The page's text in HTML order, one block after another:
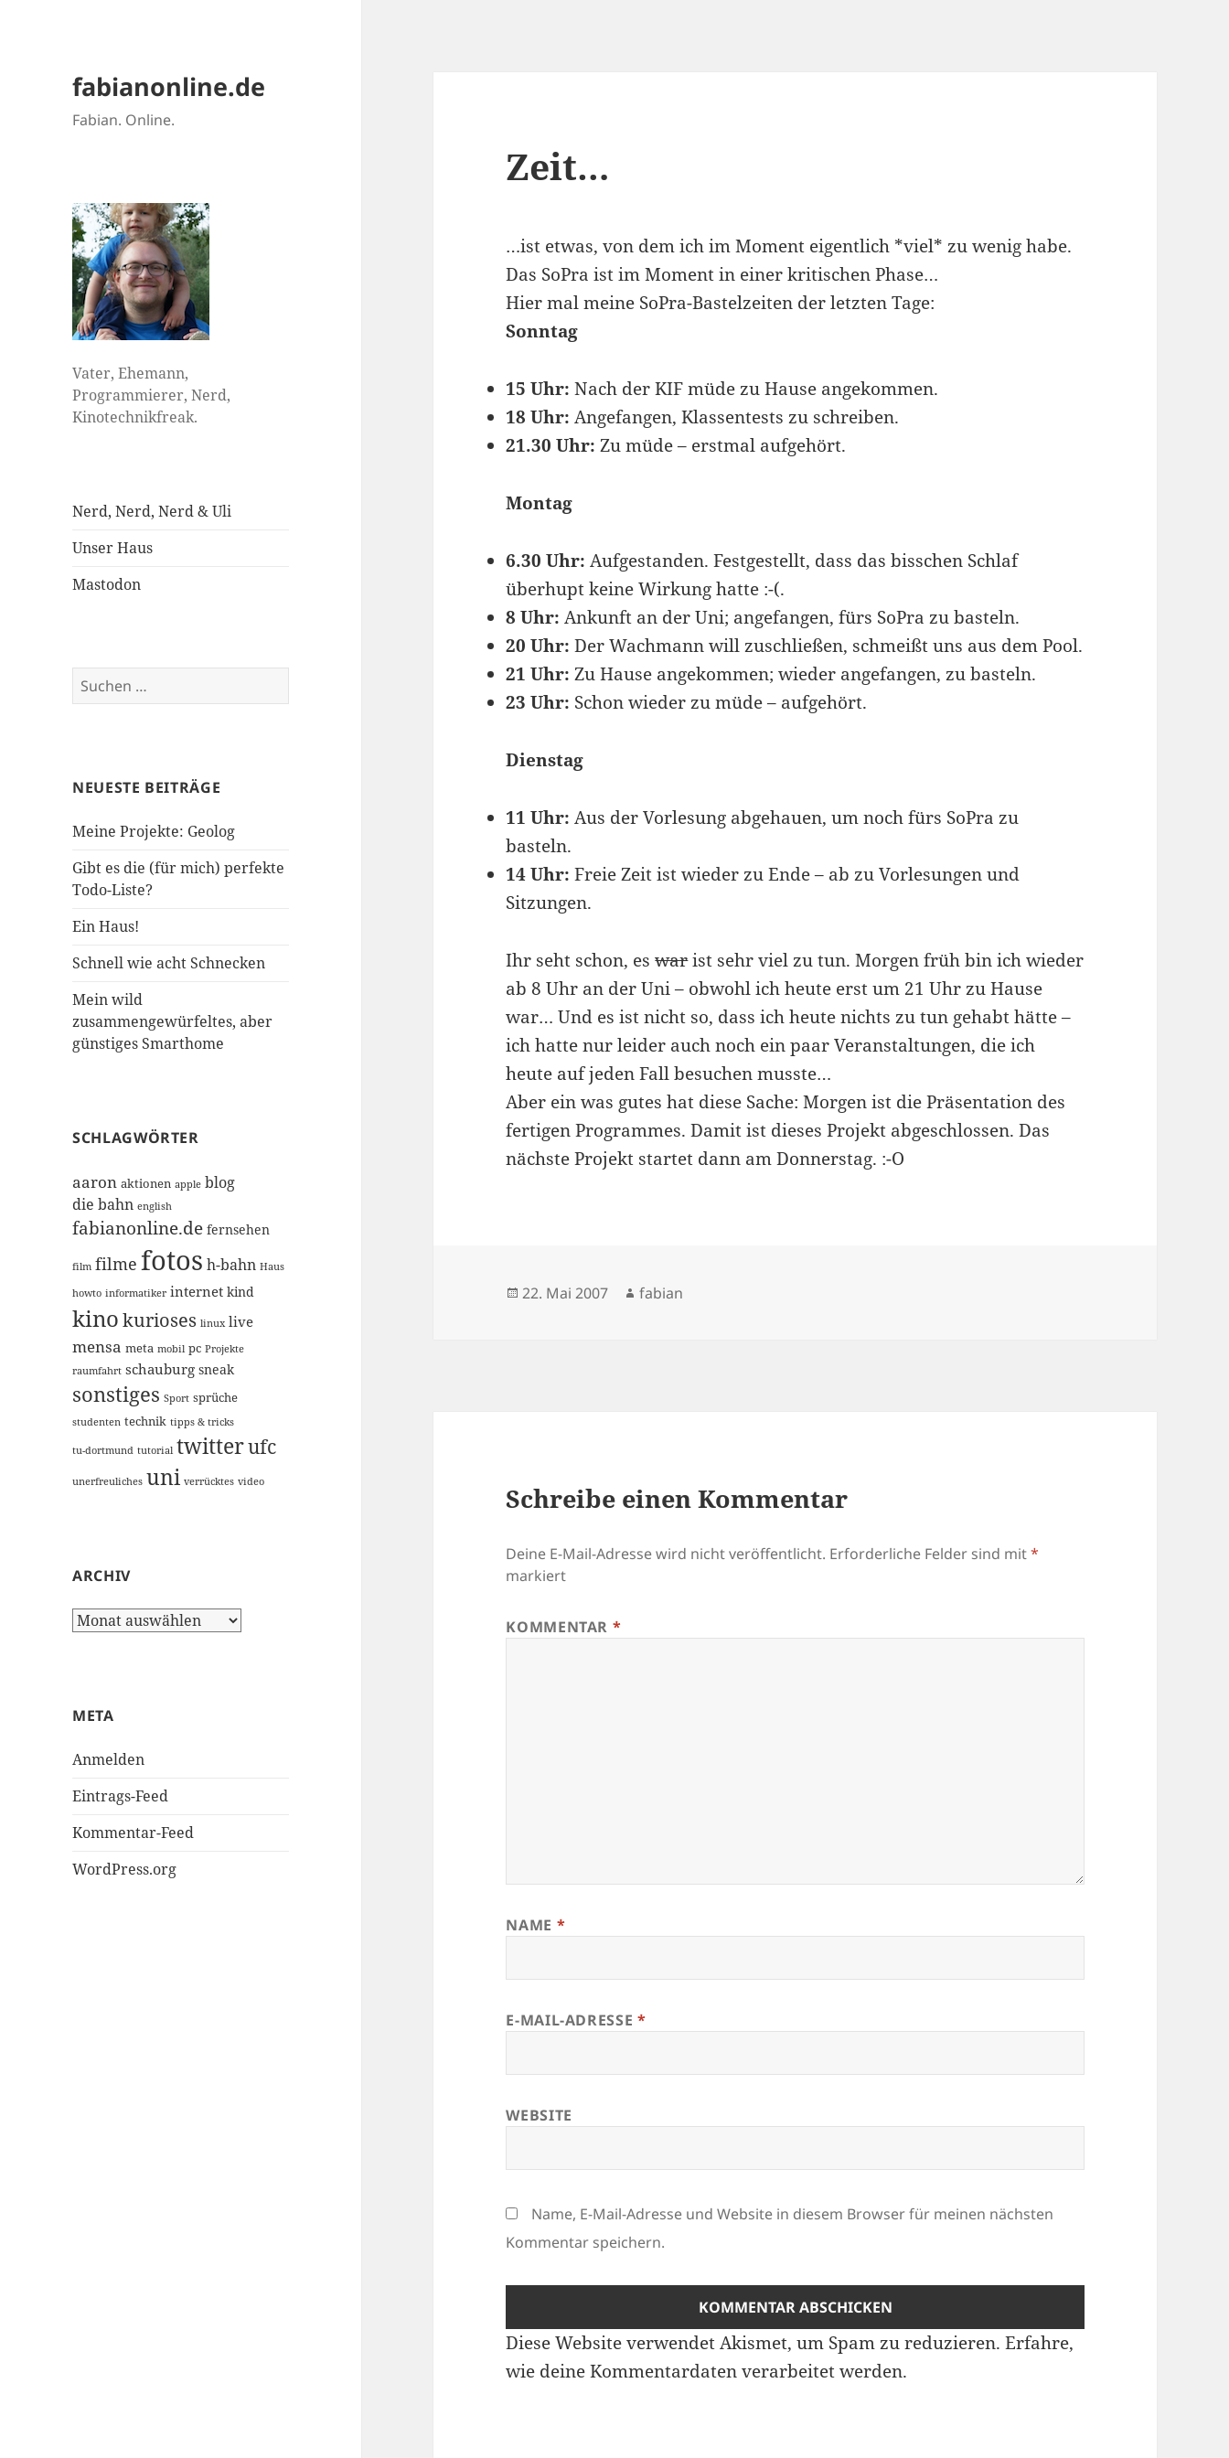
fabianonline.de
Fabian. Online.
Vater, Ehemann,
Programmierer, Nerd,
Kinotechnikfreak.
Nerd, Nerd, Nerd & Uli
Unser Haus
Mastodon
Suchen
nach:
NEUESTE BEITRÄGE
Meine Projekte: Geolog
Gibt es die (für mich) perfekte
Todo-Liste?
Ein Haus!
Schnell wie acht Schnecken
Mein wild
zusammengewürfeltes, aber
günstiges Smarthome
SCHLAGWÖRTER
aaron aktionen apple blog
die bahn english
fabianonline.de fernsehen
film filme fotos h-bahn Haus
howto informatiker internet kind
kinokurioses linux live
mensa meta mobil pc Projekte
raumfahrt schauburg sneak
sonstiges Sport sprüche
studenten technik tipps & tricks
tu-dortmund tutorial twitterufc
unerfreuliches uni verrücktes video
ARCHIV
Archiv
META
Anmelden
Eintrags-Feed
Kommentar-Feed
WordPress.org
Zeit…
…ist etwas, von dem ich im Moment eigentlich *viel* zu wenig habe.
Das SoPra ist im Moment in einer kritischen Phase…
Hier mal meine SoPra-Bastelzeiten der letzten Tage:
Sonntag
15 Uhr: Nach der KIF müde zu Hause angekommen.
18 Uhr: Angefangen, Klassentests zu schreiben.
21.30 Uhr: Zu müde – erstmal aufgehört.
Montag
6.30 Uhr: Aufgestanden. Festgestellt, dass das bisschen Schlaf
überhupt keine Wirkung hatte :-(.
8 Uhr: Ankunft an der Uni; angefangen, fürs SoPra zu basteln.
20 Uhr: Der Wachmann will zuschließen, schmeißt uns aus dem Pool.
21 Uhr: Zu Hause angekommen; wieder angefangen, zu basteln.
23 Uhr: Schon wieder zu müde – aufgehört.
Dienstag
11 Uhr: Aus der Vorlesung abgehauen, um noch fürs SoPra zu
basteln.
14 Uhr: Freie Zeit ist wieder zu Ende – ab zu Vorlesungen und
Sitzungen.
Ihr seht schon, eswarist sehr viel zu tun. Morgen früh bin ich wieder
ab 8 Uhr an der Uni – obwohl ich heute erst um 21 Uhr zu Hause
war… Und es ist nicht so, dass ich heute nichts zu tun gehabt hätte –
ich hatte nur leider auch noch ein paar Veranstaltungen, die ich
heute auf jeden Fall besuchen musste…
Aber ein was gutes hat diese Sache: Morgen ist die Präsentation des
fertigen Programmes. Damit ist dieses Projekt abgeschlossen. Das
nächste Projekt startet dann am Donnerstag. :-O
Veröffentlicht
22. Mai 2007 Autor
fabian
Schreibe einen Kommentar
Deine E-Mail-Adresse wird nicht veröffentlicht. Erforderliche Felder sind mit*
markiert
KOMMENTAR *
NAME *
E-MAIL-ADRESSE *
WEBSITE
Name, E-Mail-Adresse und Website in diesem Browser für meinen nächsten
Kommentar speichern.
Diese Website verwendet Akismet, um Spam zu reduzieren.Erfahre,
wie deine Kommentardaten verarbeitet werden.